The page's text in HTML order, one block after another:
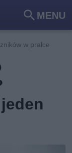
MENU
Szu
w pralce